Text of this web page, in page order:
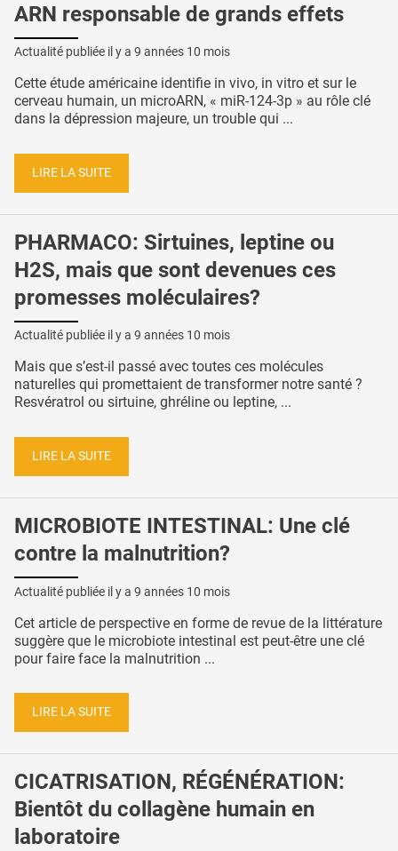
ARN responsable de grands effets
Actualité publiée il y a 9 années 10 mois
Cette étude américaine identifie in vivo, in vitro et sur le
cerveau humain, un microARN, « miR-124-3p » au rôle clé
dans la dépression majeure, un trouble qui ...
LIRE LA SUITE
PHARMACO: Sirtuines, leptine ou
H2S, mais que sont devenues ces
promesses moléculaires?
Actualité publiée il y a 9 années 10 mois
Mais que s’est-il passé avec toutes ces molécules
naturelles qui promettaient de transformer notre santé ?
Resvératrol ou sirtuine, ghréline ou leptine, ...
LIRE LA SUITE
MICROBIOTE INTESTINAL: Une clé
contre la malnutrition?
Actualité publiée il y a 9 années 10 mois
Cet article de perspective en forme de revue de la littérature
suggère que le microbiote intestinal est peut-être une clé
pour faire face la malnutrition ...
LIRE LA SUITE
CICATRISATION, RÉGÉNÉRATION:
Bientôt du collagène humain en
laboratoire